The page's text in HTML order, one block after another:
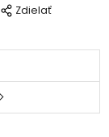
Zdielať